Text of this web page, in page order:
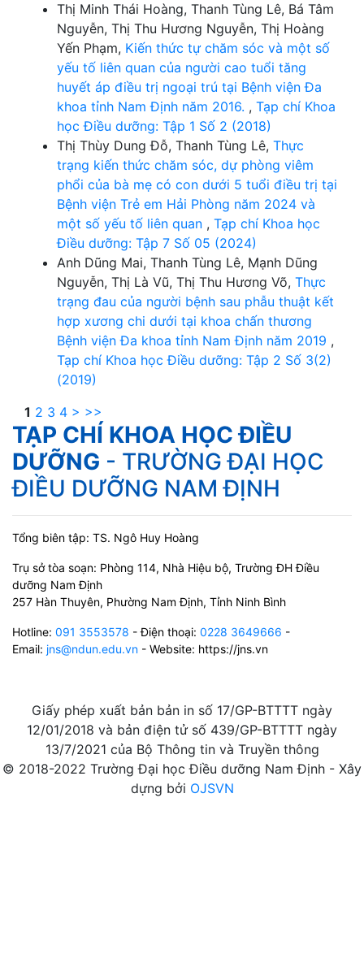
Thị Minh Thái Hoàng, Thanh Tùng Lê, Bá Tâm
Nguyễn, Thị Thu Hương Nguyễn, Thị Hoàng
Yến Phạm, Kiến thức tự chăm sóc và một số
yếu tố liên quan của người cao tuổi tăng
huyết áp điều trị ngoại trú tại Bệnh viện Đa
khoa tỉnh Nam Định năm 2016. , Tạp chí Khoa
học Điều dưỡng: Tập 1 Số 2 (2018)
Thị Thùy Dung Đỗ, Thanh Tùng Lê, Thực
trạng kiến thức chăm sóc, dự phòng viêm
phổi của bà mẹ có con dưới 5 tuổi điều trị tại
Bệnh viện Trẻ em Hải Phòng năm 2024 và
một số yếu tố liên quan , Tạp chí Khoa học
Điều dưỡng: Tập 7 Số 05 (2024)
Anh Dũng Mai, Thanh Tùng Lê, Mạnh Dũng
Nguyễn, Thị Là Vũ, Thị Thu Hương Võ, Thực
trạng đau của người bệnh sau phẫu thuật kết
hợp xương chi dưới tại khoa chấn thương
Bệnh viện Đa khoa tỉnh Nam Định năm 2019 ,
Tạp chí Khoa học Điều dưỡng: Tập 2 Số 3(2)
(2019)
1 2 3 4 > >>
TẠP CHÍ KHOA HỌC ĐIỀU
DƯỠNG - TRƯỜNG ĐẠI HỌC
ĐIỀU DƯỠNG NAM ĐỊNH
Tổng biên tập: TS. Ngô Huy Hoàng
Trụ sở tòa soạn: Phòng 114, Nhà Hiệu bộ, Trường ĐH Điều
dưỡng Nam Định
257 Hàn Thuyên, Phường Nam Định, Tỉnh Ninh Bình
Hotline: 091 3553578 - Điện thoại: 0228 3649666 -
Email: jns@ndun.edu.vn - Website: https://jns.vn
Giấy phép xuất bản bản in số 17/GP-BTTTT ngày
12/01/2018 và bản điện tử số 439/GP-BTTTT ngày
13/7/2021 của Bộ Thông tin và Truyền thông
© 2018-2022 Trường Đại học Điều dưỡng Nam Định - Xây
dựng bởi OJSVN